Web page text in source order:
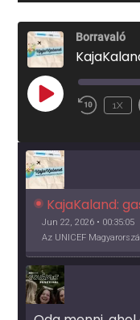
Borravaló
PLAY
EPISODE
1X
KajaKaland:
Jun 22, 2026 • 00:35:05